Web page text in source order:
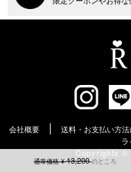
通常価格 ¥ 13,200 のところ
会社概要 送料・お支払い方
Copyrights ©︎